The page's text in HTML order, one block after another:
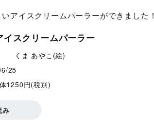
アイスクリームパーラーができました！
イスクリームパーラー
) くま あやこ(絵)
25
1250円(税別)
み